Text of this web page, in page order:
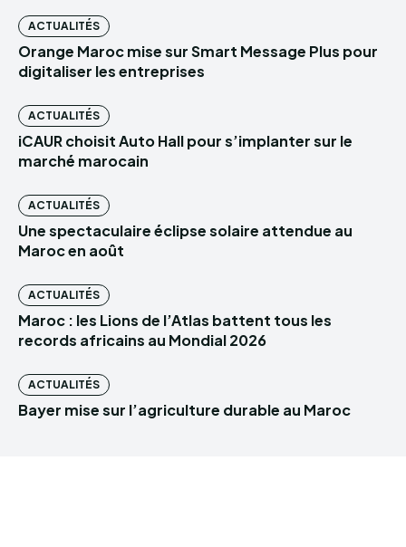
ACTUALITÉS
Orange Maroc mise sur Smart Message Plus pour
digitaliser les entreprises
ACTUALITÉS
iCAUR choisit Auto Hall pour s’implanter sur le
marché marocain
ACTUALITÉS
Une spectaculaire éclipse solaire attendue au
Maroc en août
ACTUALITÉS
Maroc : les Lions de l’Atlas battent tous les
records africains au Mondial 2026
ACTUALITÉS
Bayer mise sur l’agriculture durable au Maroc